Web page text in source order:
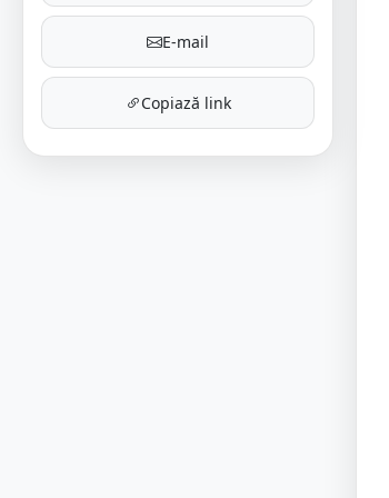
E-mail
Copiază link